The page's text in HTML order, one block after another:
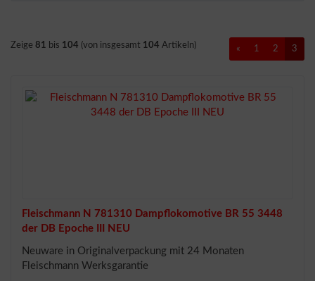
Zeige 81 bis 104 (von insgesamt 104 Artikeln) « 1 2 3
Fleischmann N 781310 Dampflokomotive BR 55 3448
der DB Epoche III NEU
Neuware in Originalverpackung mit 24 Monaten
Fleischmann Werksgarantie